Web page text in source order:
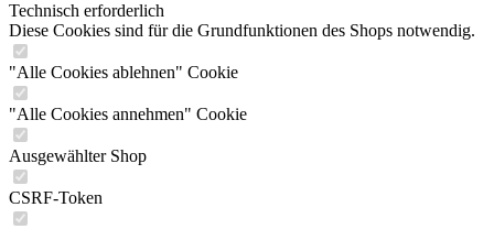
Technisch erforderlich
Diese Cookies sind für die Grundfunktionen des Shops notwendig.
"Alle Cookies ablehnen" Cookie
"Alle Cookies annehmen" Cookie
Ausgewählter Shop
CSRF-Token